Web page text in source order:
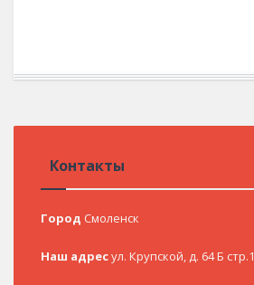
Контакты
Город Смоленск
Наш адресул. Крупской, д. 64 Б стр.1